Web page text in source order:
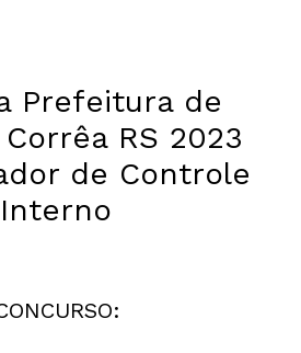
Prefeitura de
RS 2023
de Controle
Interno